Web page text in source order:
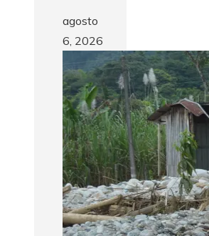
agosto
6, 2026